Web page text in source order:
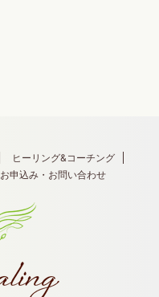
ヒーリング&コーチング
お申込み・お問い合わせ